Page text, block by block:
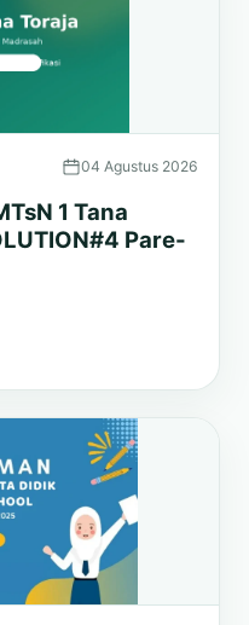
04 Agustus 2026
1 Tana
Pare-